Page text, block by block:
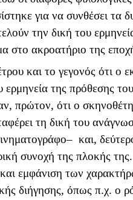
για να συνθέσει τα
την δική του
στο ακροατήριο της
και το γεγονός ότι ο
ερμηνεία της πρόθεσης
πρώτον, ότι ο
τη δική του
και,
συνοχή της πλοκής
εμφάνιση των
διήγησης, όπως π.χ. ο